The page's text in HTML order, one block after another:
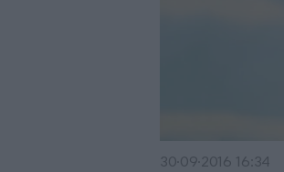
30·09·2016 16:34